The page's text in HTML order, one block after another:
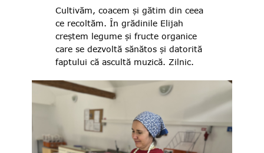
Cultivăm, coacem și gătim din ceea
ce recoltăm. În grădinile Elijah
creștem legume și fructe organice
care se dezvoltă sănătos și datorită
faptului că ascultă muzică. Zilnic.